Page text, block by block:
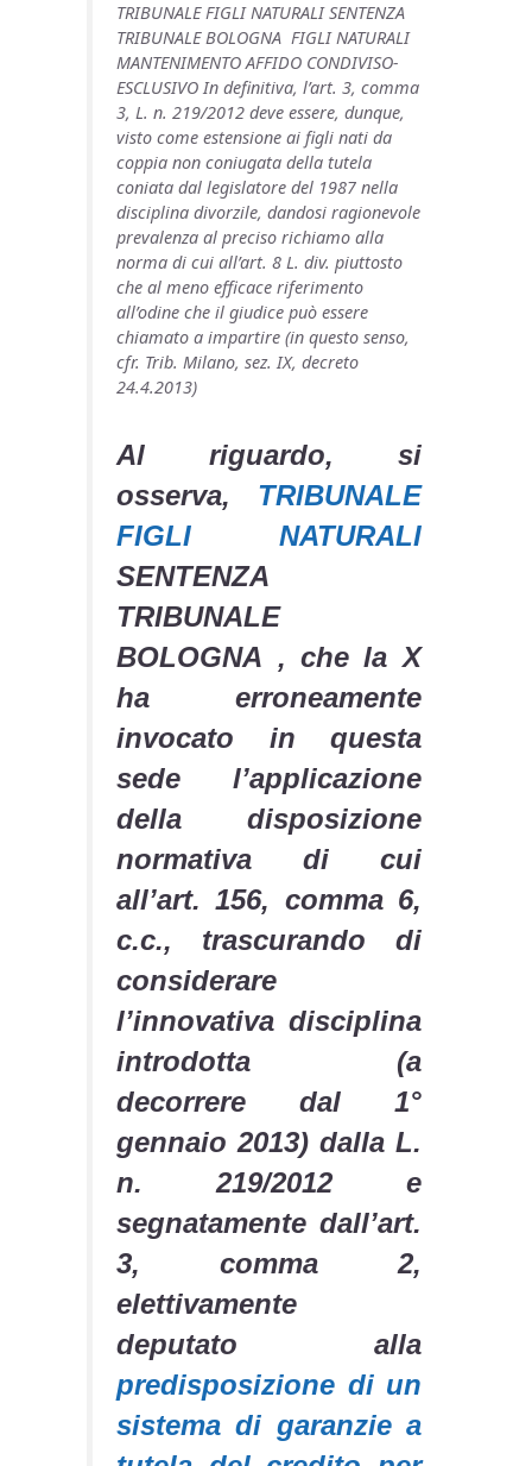
TRIBUNALE FIGLI NATURALI SENTENZA
TRIBUNALE BOLOGNA FIGLI NATURALI
MANTENIMENTO AFFIDO CONDIVISO-
ESCLUSIVO In definitiva, l’art. 3, comma
3, L. n. 219/2012 deve essere, dunque,
visto come estensione ai figli nati da
coppia non coniugata della tutela
coniata dal legislatore del 1987 nella
disciplina divorzile, dandosi ragionevole
prevalenza al preciso richiamo alla
norma di cui all’art. 8 L. div. piuttosto
che al meno efficace riferimento
all’odine che il giudice può essere
chiamato a impartire (in questo senso,
cfr. Trib. Milano, sez. IX, decreto
24.4.2013)
Al riguardo, si
osserva, TRIBUNALE
FIGLI NATURALI
SENTENZA
TRIBUNALE
BOLOGNA , che la X
ha erroneamente
invocato in questa
sede l’applicazione
della disposizione
normativa di cui
all’art. 156, comma 6,
c.c., trascurando di
considerare
l’innovativa disciplina
introdotta (a
decorrere dal 1°
gennaio 2013) dalla L.
n. 219/2012 e
segnatamente dall’art.
3, comma 2,
elettivamente
deputato alla
predisposizione di un
sistema di garanzie a